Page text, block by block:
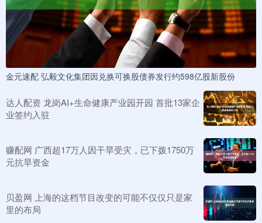
金元速配 弘毅文化集团因兑换可换股债券发行约598亿股新股份
达人配资 龙岗AI+生命健康产业园开园 首批13家企
业签约入驻
赚配网 广西超17万人因干旱受灾，已下拨1750万
元抗旱资金
贝盈网 上海的这档节目改变的可能不仅仅只是家
里的布局